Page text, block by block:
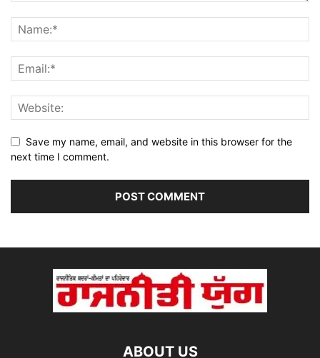
Save my name, email, and website in this browser for the
next time I comment.
ABOUT US